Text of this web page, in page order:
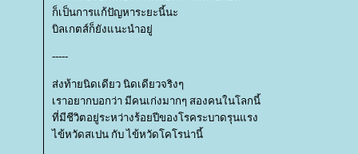
ก็เป็นการแก้ปัญหาระยะนี้นะ
บิลเกตส์ก็ยังแนะนำอยู่
-----
ส่งท้ายนิดเดียว นิดเดียวจริงๆ
เราอยากบอกว่า มีคนเก่งมากๆ สองคนในโลกนี้
ที่มีชีวิตอยู่ระหว่างร้อยปีของโรคระบาดรุนแรง
ไข้หวัดสเปน กับ ไข้หวัดโคโรน่านี้